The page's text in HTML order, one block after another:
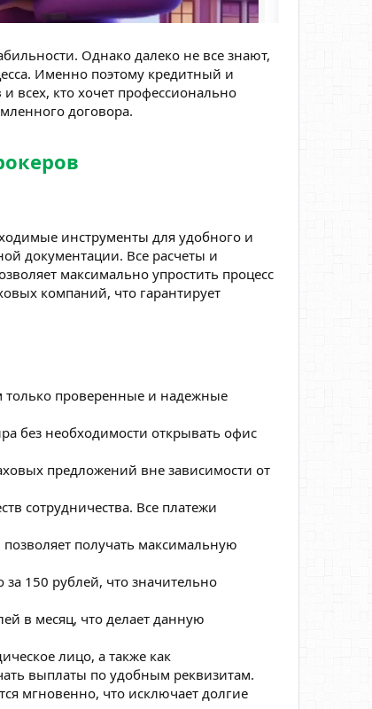
Однако далеко не все знают,
Именно поэтому кредитный и
всех, кто хочет профессионально
договора.
инструменты для удобного и
документации. Все расчеты и
максимально упростить процесс
компаний, что гарантирует
только проверенные и надежные
без необходимости открывать офис
предложений вне зависимости от
сотрудничества. Все платежи
позволяет получать максимальную
150 рублей, что значительно
в месяц, что делает данную
лицо, а также как
выплаты по удобным реквизитам.
мгновенно, что исключает долгие